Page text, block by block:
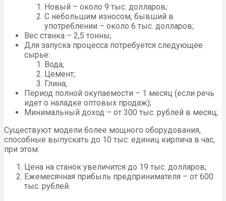
Новый – около 9 тыс. долларов;
С небольшим износом, бывший в
употреблении – около 6 тыс. долларов;
Вес станка – 2,5 тонны;
Для запуска процесса потребуется следующее
сырье:
Вода;
Цемент;
Глина;
Период полной окупаемости – 1 месяц (если речь
идет о наладке оптовых продаж);
Минимальный доход – от 300 тыс. рублей в месяц;
Существуют модели более мощного оборудования,
способные выпускать до 10 тыс. единиц кирпича в час,
при этом:
Цена на станок увеличится до 19 тыс. долларов;
Ежемесячная прибыль предпринимателя – от 600
тыс. рублей.